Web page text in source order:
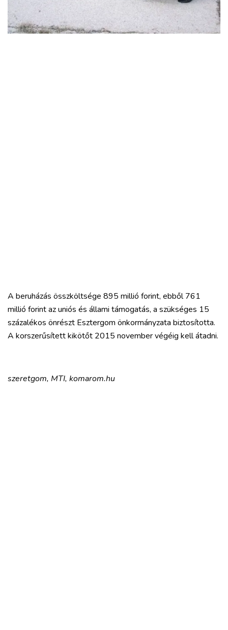
A beruházás összköltsége 895 millió forint, ebből 761
millió forint az uniós és állami támogatás, a szükséges 15
százalékos önrészt Esztergom önkormányzata biztosította.
A korszerűsített kikötőt 2015 november végéig kell átadni.
szeretgom, MTI, komarom.hu